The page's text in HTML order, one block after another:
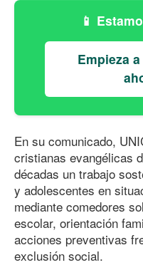
Empieza
En su comunicado,
cristianas evangélicas
décadas un trabajo
y adolescentes en
mediante comedores
escolar, orientación
acciones preventivas
exclusión social.